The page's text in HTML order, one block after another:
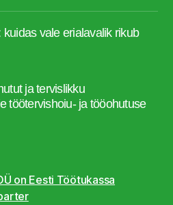
kuidas vale erialavalik rikub
ja tervislikku
töötervishoiu- ja tööohutuse
on Eesti Töötukassa